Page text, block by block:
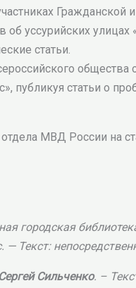
Гражданской
уссурийских улицах
статьи.
общества
публикуя статьи о
МВД России на
городская
— Текст:
Сильченко. –